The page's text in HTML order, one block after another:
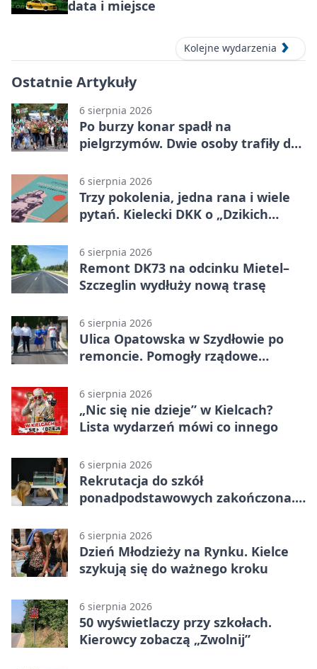
data i miejsce
Kolejne wydarzenia
Ostatnie Artykuły
6 sierpnia 2026
Po burzy konar spadł na
pielgrzymów. Dwie osoby trafiły do
6 sierpnia 2026
Trzy pokolenia, jedna rana i wiele
pytań. Kielecki DKK o „Dzikich
6 sierpnia 2026
Remont DK73 na odcinku Mietel–
Szczeglin wydłuży nową trasę
6 sierpnia 2026
Ulica Opatowska w Szydłowie po
remoncie. Pomogły rządowe
6 sierpnia 2026
„Nic się nie dzieje” w Kielcach?
Lista wydarzeń mówi co innego
6 sierpnia 2026
Rekrutacja do szkół
ponadpodstawowych zakończona.
6 sierpnia 2026
Dzień Młodzieży na Rynku. Kielce
szykują się do ważnego kroku
6 sierpnia 2026
50 wyświetlaczy przy szkołach.
Kierowcy zobaczą „Zwolnij”